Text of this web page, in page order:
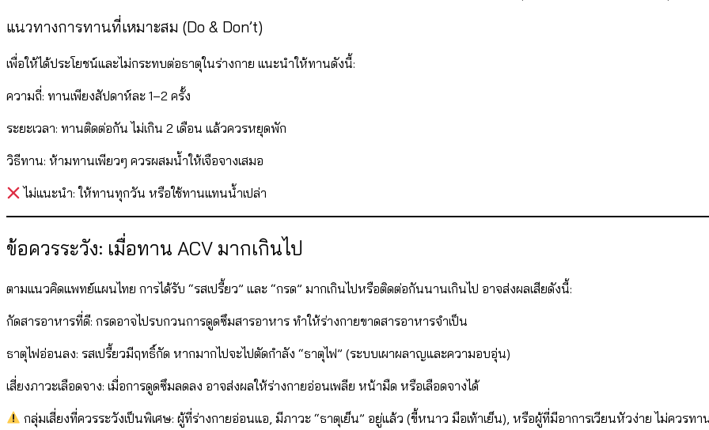
แนวทางการทานที่เหมาะสม (Do & Don’t)
เพื่อให้ได้ประโยชน์และไม่กระทบต่อธาตุในร่างกาย แนะนำให้ทานดังนี้:
ความถี่: ทานเพียงสัปดาห์ละ 1–2 ครั้ง
ระยะเวลา: ทานติดต่อกัน ไม่เกิน 2 เดือน แล้วควรหยุดพัก
วิธีทาน: ห้ามทานเพียวๆ ควรผสมน้ำให้เจือจางเสมอ
ไม่แนะนำ: ให้ทานทุกวัน หรือใช้ทานแทนน้ำเปล่า
ข้อควรระวัง: เมื่อทาน ACV มากเกินไป
ตามแนวคิดแพทย์แผนไทย การได้รับ “รสเปรี้ยว” และ “กรด” มากเกินไปหรือติดต่อกันนานเกินไป อาจส่งผลเสียดังนี้:
กัดสารอาหารที่ดี: กรดอาจไปรบกวนการดูดซึมสารอาหาร ทำให้ร่างกายขาดสารอาหารจำเป็น
ธาตุไฟอ่อนลง: รสเปรี้ยวมีฤทธิ์กัด หากมากไปจะไปตัดกำลัง “ธาตุไฟ” (ระบบเผาผลาญและความอบอุ่น)
เสี่ยงภาวะเลือดจาง: เมื่อการดูดซึมลดลง อาจส่งผลให้ร่างกายอ่อนเพลีย หน้ามืด หรือเลือดจางได้
กลุ่มเสี่ยงที่ควรระวังเป็นพิเศษ: ผู้ที่ร่างกายอ่อนแอ, มีภาวะ “ธาตุเย็น” อยู่แล้ว (ขี้หนาว มือเท้าเย็น), หรือผู้ที่มีอาการเวียนหัวง่าย ไม่ควรทา